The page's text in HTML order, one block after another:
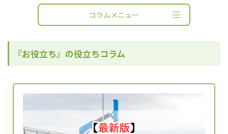
コラムメニュー
『お役立ち』の役立ちコラム